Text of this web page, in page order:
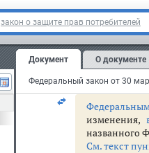
закон о защите прав потребителей
Документ О документе
четвертом
5. Структура
порядок
изменения,
названного
См. текст